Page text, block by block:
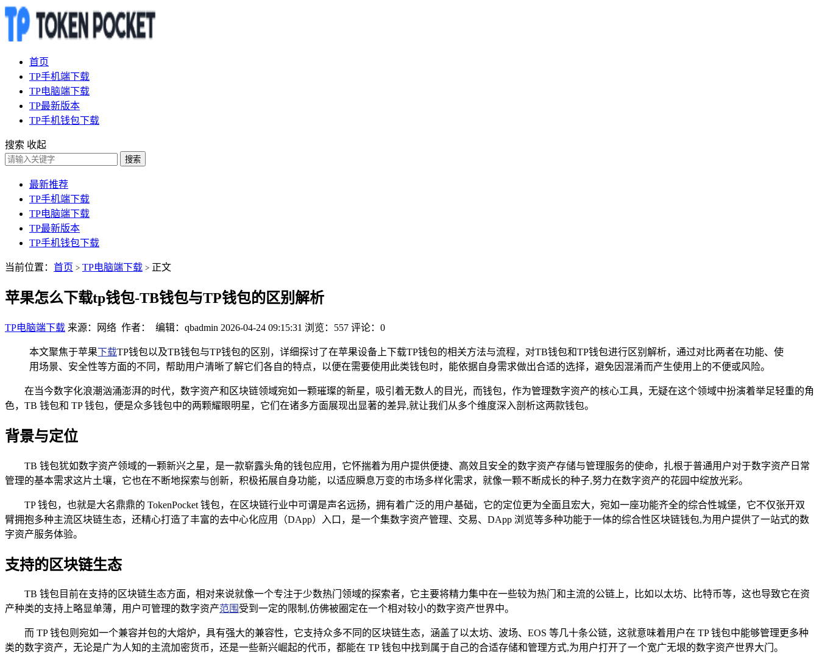
首页
TP手机端下载
TP电脑端下载
TP最新版本
TP手机钱包下载
搜索 收起
搜索
最新推荐
TP手机端下载
TP电脑端下载
TP最新版本
TP手机钱包下载
当前位置： 首页 > TP电脑端下载 > 正文
苹果怎么下载tp钱包-TB钱包与TP钱包的区别解析
TP电脑端下载 来源：网络 作者： 编辑：qbadmin 2026-04-24 09:15:31 浏览：557 评论：0
本文聚焦于苹果下载TP钱包以及TB钱包与TP钱包的区别，详细探讨了在苹果设备上下载TP钱包的相关方法与流程，对TB钱包和TP钱包进行区别解析，通过对比两者在功能、使
用场景、安全性等方面的不同，帮助用户清晰了解它们各自的特点，以便在需要使用此类钱包时，能依据自身需求做出合适的选择，避免因混淆而产生使用上的不便或风险。
在当今数字化浪潮汹涌澎湃的时代，数字资产和区块链领域宛如一颗璀璨的新星，吸引着无数人的目光，而钱包，作为管理数字资产的核心工具，无疑在这个领域中扮演着举足轻重的角
色，TB 钱包和 TP 钱包，便是众多钱包中的两颗耀眼明星，它们在诸多方面展现出显著的差异,就让我们从多个维度深入剖析这两款钱包。
背景与定位
TB 钱包犹如数字资产领域的一颗新兴之星，是一款崭露头角的钱包应用，它怀揣着为用户提供便捷、高效且安全的数字资产存储与管理服务的使命，扎根于普通用户对于数字资产日常
管理的基本需求这片土壤，它也在不断地探索与创新，积极拓展自身功能，以适应瞬息万变的市场多样化需求，就像一颗不断成长的种子,努力在数字资产的花园中绽放光彩。
TP 钱包，也就是大名鼎鼎的 TokenPocket 钱包，在区块链行业中可谓是声名远扬，拥有着广泛的用户基础，它的定位更为全面且宏大，宛如一座功能齐全的综合性城堡，它不仅张开双
臂拥抱多种主流区块链生态，还精心打造了丰富的去中心化应用（DApp）入口，是一个集数字资产管理、交易、DApp 浏览等多种功能于一体的综合性区块链钱包,为用户提供了一站式的数
字资产服务体验。
支持的区块链生态
TB 钱包目前在支持的区块链生态方面，相对来说就像一个专注于少数热门领域的探索者，它主要将精力集中在一些较为热门和主流的公链上，比如以太坊、比特币等，这也导致它在资
产种类的支持上略显单薄，用户可管理的数字资产范围 受到一定的限制,仿佛被圈定在一个相对较小的数字资产世界中。
而 TP 钱包则宛如一个兼容并包的大熔炉，具有强大的兼容性，它支持众多不同的区块链生态，涵盖了以太坊、波场、EOS 等几十条公链，这就意味着用户在 TP 钱包中能够管理更多种
类的数字资产，无论是广为人知的主流加密货币，还是一些新兴崛起的代币，都能在 TP 钱包中找到属于自己的合适存储和管理方式,为用户打开了一个宽广无垠的数字资产世界大门。